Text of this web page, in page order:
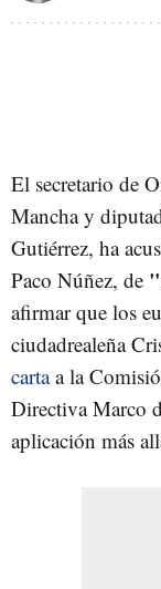
El secretario de
Mancha y
Gutiérrez, ha
Paco Núñez, de
afirmar que los
ciudadrealeña
cartaa la
Directiva Marco
aplicación más